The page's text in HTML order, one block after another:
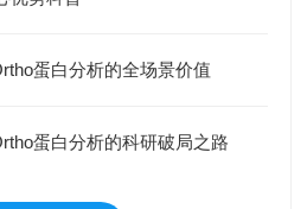
蛋白分析的全场景价值
蛋白分析的科研破局之路